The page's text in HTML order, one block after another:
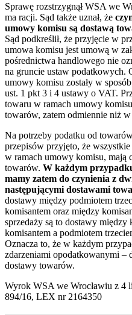
Sprawę rozstrzygnął WSA we
ma racji. Sąd także uznał, że
umowy komisu są dostawą
Sąd podkreślił, że przyjęcie w
umowa komisu jest umową w
pośrednictwa handlowego nie
na gruncie ustaw podatkowych.
umowy komisu zostały w
ust. 1 pkt 3 i 4 ustawy o VAT.
towaru w ramach umowy
towarów, zatem odmiennie niż
Na potrzeby podatku od
przepisów przyjęto, że
w ramach umowy komisu, mają
towarów. W każdym
mamy zatem do czynienia z
następującymi dostawami
dostawy między podmiotem
komisantem oraz między
sprzedaży są to dostawy
komisantem a podmiotem
Oznacza to, że w każdym
zdarzeniami opodatkowanymi –
dostawy towarów.
Wyrok WSA we Wrocławiu z 4
894/16, LEX nr 2164350